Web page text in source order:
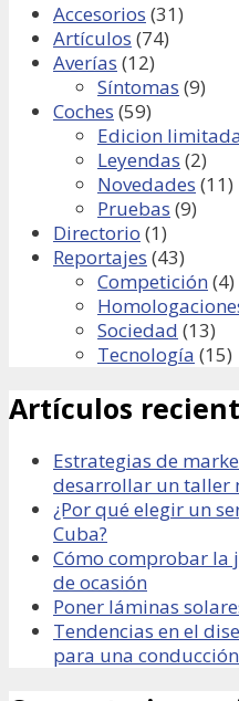
Accesorios (31)
Artículos (74)
Averías (12)
Síntomas (9)
Coches (59)
Edicion limitada
Leyendas (2)
Novedades (11)
Pruebas (9)
Directorio (1)
Reportajes (43)
Competición (4)
Sociedad (13)
Tecnología (15)
Artículos
Estrategias de
desarrollar un taller
¿Por qué elegir un
Cuba?
Cómo comprobar la
de ocasión
Poner láminas
Tendencias en el
para una